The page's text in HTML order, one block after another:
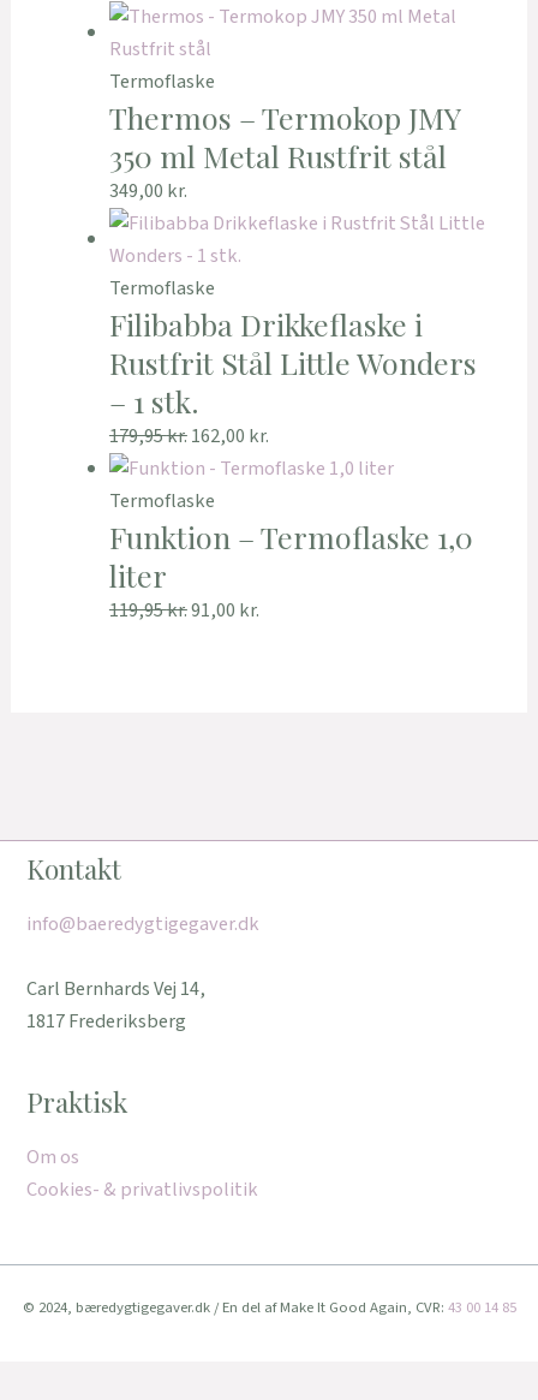
Termoflaske
Thermos – Termokop JMY
350 ml Metal Rustfrit stål
349,00 kr.
Termoflaske
Filibabba Drikkeflaske i
Rustfrit Stål Little Wonders
– 1 stk.
179,95kr.162,00 kr.
Termoflaske
Funktion – Termoflaske 1,0
liter
119,95kr.91,00 kr.
Kontakt
info@baeredygtigegaver.dk
Carl Bernhards Vej 14,
1817 Frederiksberg
Praktisk
Om os
Cookies- & privatlivspolitik
© 2024, bæredygtigegaver.dk / En del af Make It Good Again, CVR: 43 00 14 85